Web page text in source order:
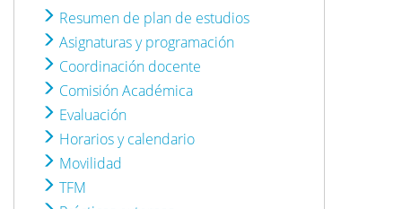
Resumen de plan de estudios
Asignaturas y programación
Coordinación docente
Comisión Académica
Evaluación
Horarios y calendario
Movilidad
TFM